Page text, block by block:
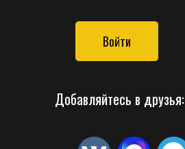
Войти
Добавляйтесь в друзья: